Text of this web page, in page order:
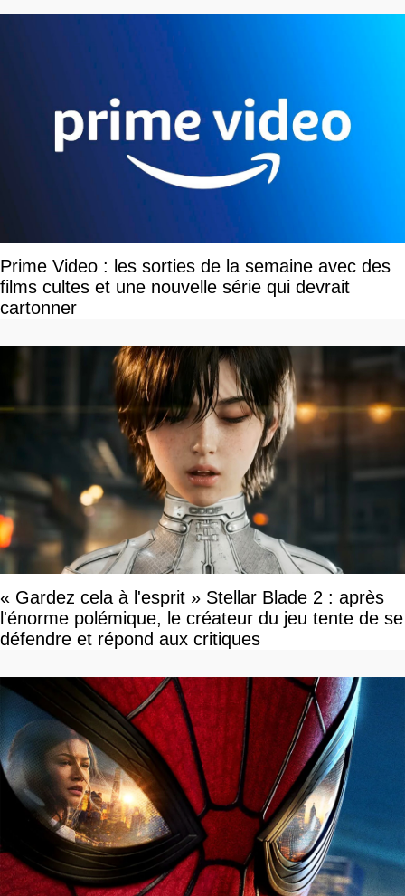
Prime Video : les sorties de la semaine avec des
films cultes et une nouvelle série qui devrait
cartonner
« Gardez cela à l'esprit » Stellar Blade 2 : après
l'énorme polémique, le créateur du jeu tente de se
défendre et répond aux critiques